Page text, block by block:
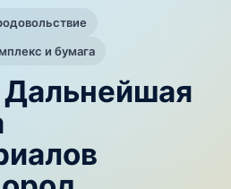
и бумага
Дальнейшая